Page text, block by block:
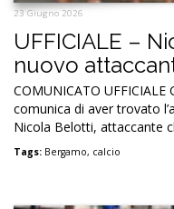
23 Giugno 2026
UFFICIALE –
nuovo
COMUNICATO UFFICIALE
comunica di aver trovato
Nicola Belotti, attaccante
Tags: Bergamo, calcio